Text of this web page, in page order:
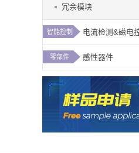
冗余模块
智能控制 电流检测&磁电
零部件 感性器件